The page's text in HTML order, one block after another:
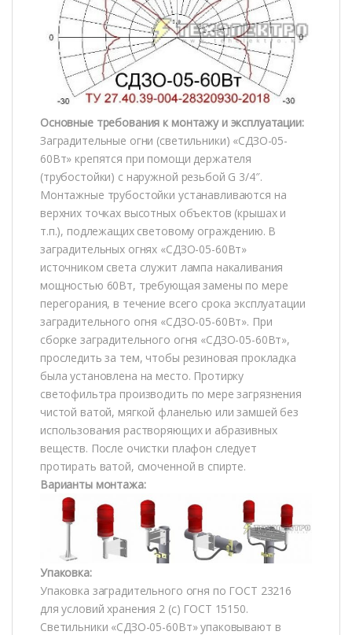
Основные требования к монтажу и эксплуатации:
Заградительные огни (светильники) «СДЗО-05-
60Вт» крепятся при помощи держателя
(трубостойки) с наружной резьбой G 3/4″.
Монтажные трубостойки устанавливаются на
верхних точках высотных объектов (крышах и
т.п.), подлежащих световому ограждению. В
заградительных огнях «СДЗО-05-60Вт»
источником света служит лампа накаливания
мощностью 60Вт, требующая замены по мере
перегорания, в течение всего срока эксплуатации
заградительного огня «СДЗО-05-60Вт». При
сборке заградительного огня «СДЗО-05-60Вт»,
проследить за тем, чтобы резиновая прокладка
была установлена на место. Протирку
светофильтра производить по мере загрязнения
чистой ватой, мягкой фланелью или замшей без
использования растворяющих и абразивных
веществ. После очистки плафон следует
протирать ватой, смоченной в спирте.
Варианты монтажа:
Упаковка:
Упаковка заградительного огня по ГОСТ 23216
для условий хранения 2 (с) ГОСТ 15150.
Светильники «СДЗО-05-60Вт» упаковывают в